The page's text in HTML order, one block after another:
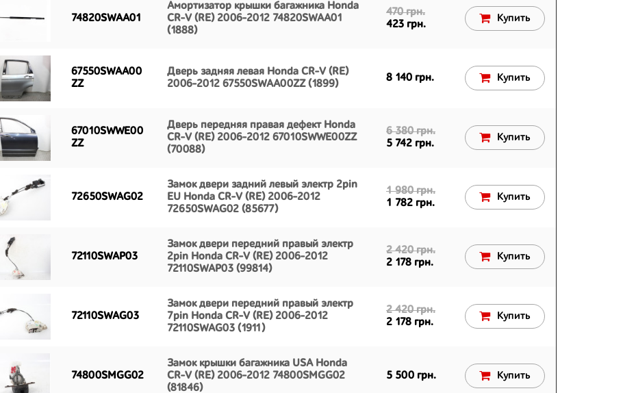
74820SWAA01
Амортизатор крышки багажника Honda
CR-V (RE) 2006-2012 74820SWAA01
(1888)
470 грн.
423 грн.
Купить
67550SWAA00
ZZ
Дверь задняя левая Honda CR-V (RE)
2006-2012 67550SWAA00ZZ (1899)
8 140 грн. Купить
67010SWWE00
ZZ
Дверь передняя правая дефект Honda
CR-V (RE) 2006-2012 67010SWWE00ZZ
(70088)
6 380 грн.
5 742 грн.
Купить
72650SWAG02
Замок двери задний левый электр 2pin
EU Honda CR-V (RE) 2006-2012
72650SWAG02 (85677)
1 980 грн.
1 782 грн.
Купить
72110SWAP03
Замок двери передний правый электр
2pin Honda CR-V (RE) 2006-2012
72110SWAP03 (99814)
2 420 грн.
2 178 грн.
Купить
72110SWAG03
Замок двери передний правый электр
7pin Honda CR-V (RE) 2006-2012
72110SWAG03 (1911)
2 420 грн.
2 178 грн.
Купить
74800SMGG02
Замок крышки багажника USA Honda
CR-V (RE) 2006-2012 74800SMGG02
(81846)
5 500 грн. Купить